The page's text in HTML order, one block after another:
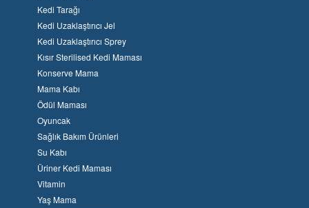
Kedi Tarağı
Kedi Uzaklaştırıcı Jel
Kedi Uzaklaştırıcı Sprey
Kısır Sterilised Kedi Maması
Konserve Mama
Mama Kabı
Ödül Maması
Oyuncak
Sağlık Bakım Ürünleri
Su Kabı
Üriner Kedi Maması
Vitamin
Yaş Mama